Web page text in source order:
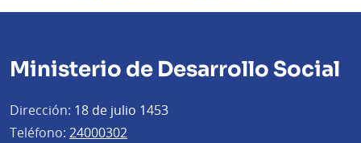
Ministerio de Desarrollo Social
Dirección: 18 de julio 1453
Teléfono: 24000302